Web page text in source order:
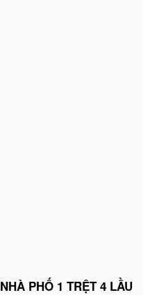
NHÀ PHỐ 1 TRỆT 4 LẦU